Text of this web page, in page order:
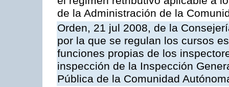
de la Administración de la
Orden, 21 jul 2008, de la
por la que se regulan los cursos
funciones propias de los
inspección de la Inspección
Pública de la Comunidad